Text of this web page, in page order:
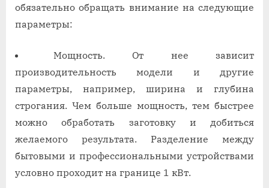
обязательно обращать внимание на следующие
параметры:
Мощность. От нее зависит
производительность модели и другие
параметры, например, ширина и глубина
строгания. Чем больше мощность, тем быстрее
можно обработать заготовку и добиться
желаемого результата. Разделение между
бытовыми и профессиональными устройствами
условно проходит на границе 1 кВт.